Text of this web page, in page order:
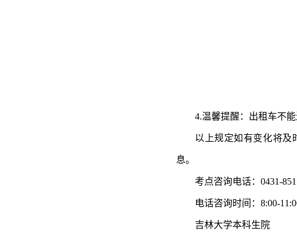
4.温馨提醒：出租车不
以上规定如有变化将及
息。
考点咨询电话：0431-
电话咨询时间：8:00-
吉林大学本科生院